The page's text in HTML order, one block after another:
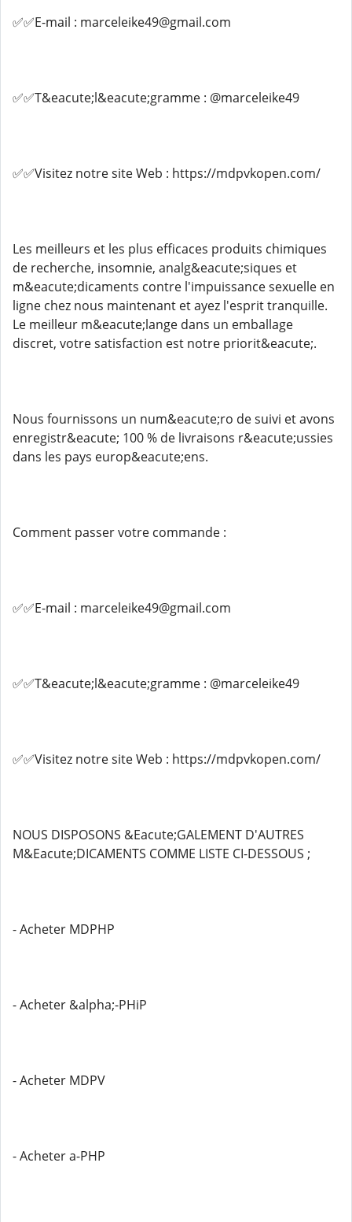
✅✅E-mail : marceleike49@gmail.com
✅✅T&eacute;l&eacute;gramme : @marceleike49
✅✅Visitez notre site Web : https://mdpvkopen.com/
Les meilleurs et les plus efficaces produits chimiques
de recherche, insomnie, analg&eacute;siques et
m&eacute;dicaments contre l'impuissance sexuelle en
ligne chez nous maintenant et ayez l'esprit tranquille.
Le meilleur m&eacute;lange dans un emballage
discret, votre satisfaction est notre priorit&eacute;.
Nous fournissons un num&eacute;ro de suivi et avons
enregistr&eacute; 100 % de livraisons r&eacute;ussies
dans les pays europ&eacute;ens.
Comment passer votre commande :
✅✅E-mail : marceleike49@gmail.com
✅✅T&eacute;l&eacute;gramme : @marceleike49
✅✅Visitez notre site Web : https://mdpvkopen.com/
NOUS DISPOSONS &Eacute;GALEMENT D'AUTRES
M&Eacute;DICAMENTS COMME LISTE CI-DESSOUS ;
- Acheter MDPHP
- Acheter &alpha;-PHiP
- Acheter MDPV
- Acheter a-PHP